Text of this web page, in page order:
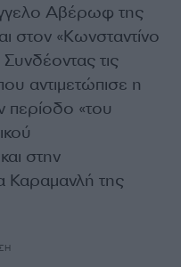
Αβέρωφ της
στον «Κωνσταντίνο
τις
αντιμετώπισε η
περίοδο «του
στην
Καραμανλή της